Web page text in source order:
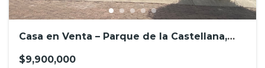
Casa en Venta – Parque de la Castellana,
$9,900,000